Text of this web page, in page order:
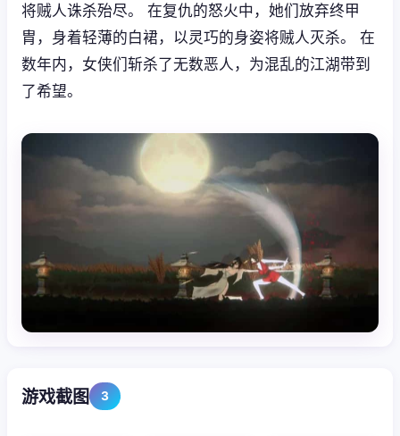
将贼人诛杀殆尽。 在复仇的怒火中，她们放弃终甲
胄，身着轻薄的白裙，以灵巧的身姿将贼人灭杀。 在
数年内，女侠们斩杀了无数恶人，为混乱的江湖带到
了希望。
游戏截图 3